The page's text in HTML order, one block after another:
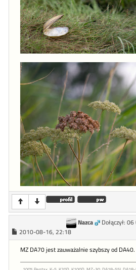
Nazca
Dołączył:
2010-08-16, 22:18
MZ DA70 jest zauważalnie szybszy od DA40.